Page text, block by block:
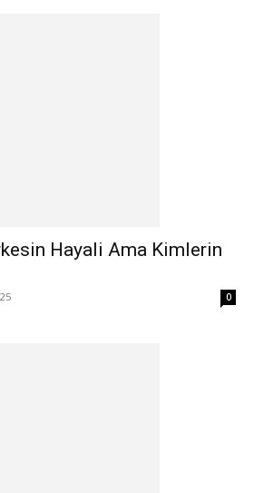
Hayali Ama Kimlerin
0